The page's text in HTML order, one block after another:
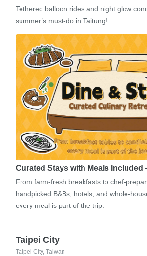
Tethered balloon rides and night glow
summer’s must-do in Taitung!
Curated Stays with Meals
From farm-fresh breakfasts to chef-
handpicked B&Bs, hotels, and whole-
every meal is part of the trip.
Taipei City
Taipei City, Taiwan